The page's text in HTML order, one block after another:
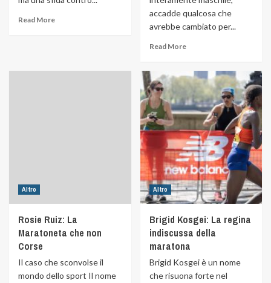
Read More
accadde qualcosa che
avrebbe cambiato per...
Read More
Altro
Rosie Ruiz: La
Maratoneta che non
Corse
Il caso che sconvolse il
mondo dello sport Il nome
Altro
Brigid Kosgei: La regina
indiscussa della
maratona
Brigid Kosgei è un nome
che risuona forte nel